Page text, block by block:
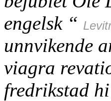
engelsk “
unnvikende
viagra
fredrikstad